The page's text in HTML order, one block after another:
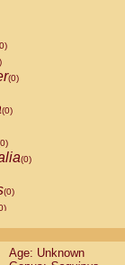
(0)
(0)
(0)
(0)
(0)Age: Unknown